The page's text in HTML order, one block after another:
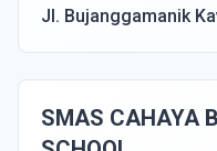
Jl. Bujanggamanik
SMAS CAHAYA